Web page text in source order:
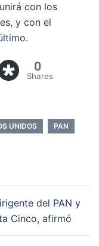
con los
y con el
0
Shares
UNIDOS
PAN
del PAN y
Cinco, afirmó